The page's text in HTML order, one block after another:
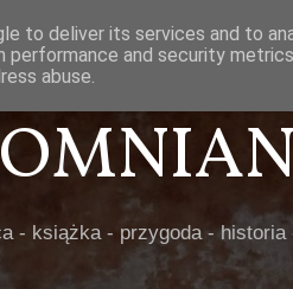
- książka - przygoda -
to deliver its services and to
performance and security
abuse.